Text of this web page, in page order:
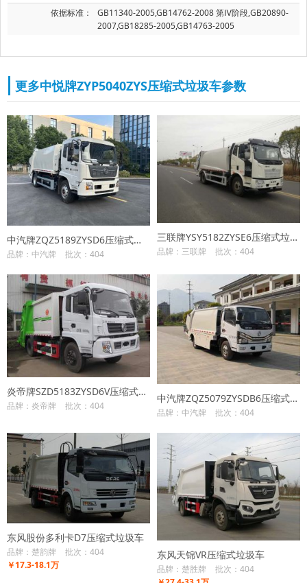
依据标准：
GB11340-2005,GB14762-2008 第Ⅳ阶段,GB20890-
2007,GB18285-2005,GB14763-2005
更多中悦牌ZYP5040ZYS压缩式垃圾车参数
中汽牌ZQZ5189ZYSD6压缩式垃圾车
品牌：中汽牌 批次：404
三联牌YSY5182ZYSE6压缩式垃圾车
品牌：三联牌 批次：404
炎帝牌SZD5183ZYSD6V压缩式垃圾车
品牌：炎帝牌 批次：404
中汽牌ZQZ5079ZYSDB6压缩式垃圾车
品牌：中汽牌 批次：404
东风股份多利卡D7压缩式垃圾车
品牌：楚韵牌
批次：404
￥17.3-18.1万
东风天锦VR压缩式垃圾车
品牌：楚胜牌
批次：404